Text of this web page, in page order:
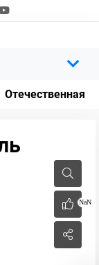
Отечественная
NaN